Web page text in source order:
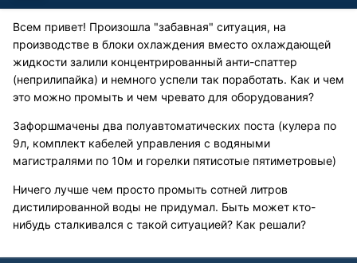
Всем привет! Произошла "забавная" ситуация, на
производстве в блоки охлаждения вместо охлаждающей
жидкости залили концентрированный анти-спаттер
(неприлипайка) и немного успели так поработать. Как и чем
это можно промыть и чем чревато для оборудования?
Зафоршмачены два полуавтоматических поста (кулера по
9л, комплект кабелей управления с водяными
магистралями по 10м и горелки пятисотые пятиметровые)
Ничего лучше чем просто промыть сотней литров
дистилированной воды не придумал. Быть может кто-
нибудь сталкивался с такой ситуацией? Как решали?